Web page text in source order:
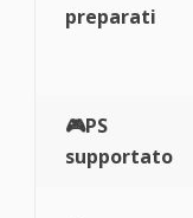
preparati
🎮PS
supportato